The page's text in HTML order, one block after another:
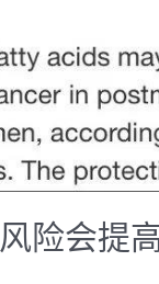
险会提